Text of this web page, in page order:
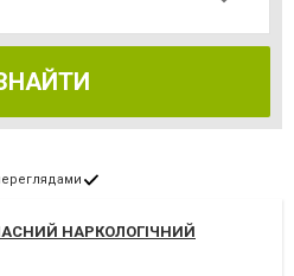
НАРКОЛОГІЧНИЙ